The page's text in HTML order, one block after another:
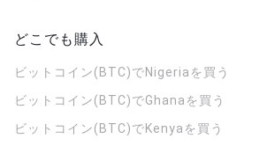
どこでも購入
ビットコイン(BTC)でNigeriaを買う
ビットコイン(BTC)でGhanaを買う
ビットコイン(BTC)でKenyaを買う